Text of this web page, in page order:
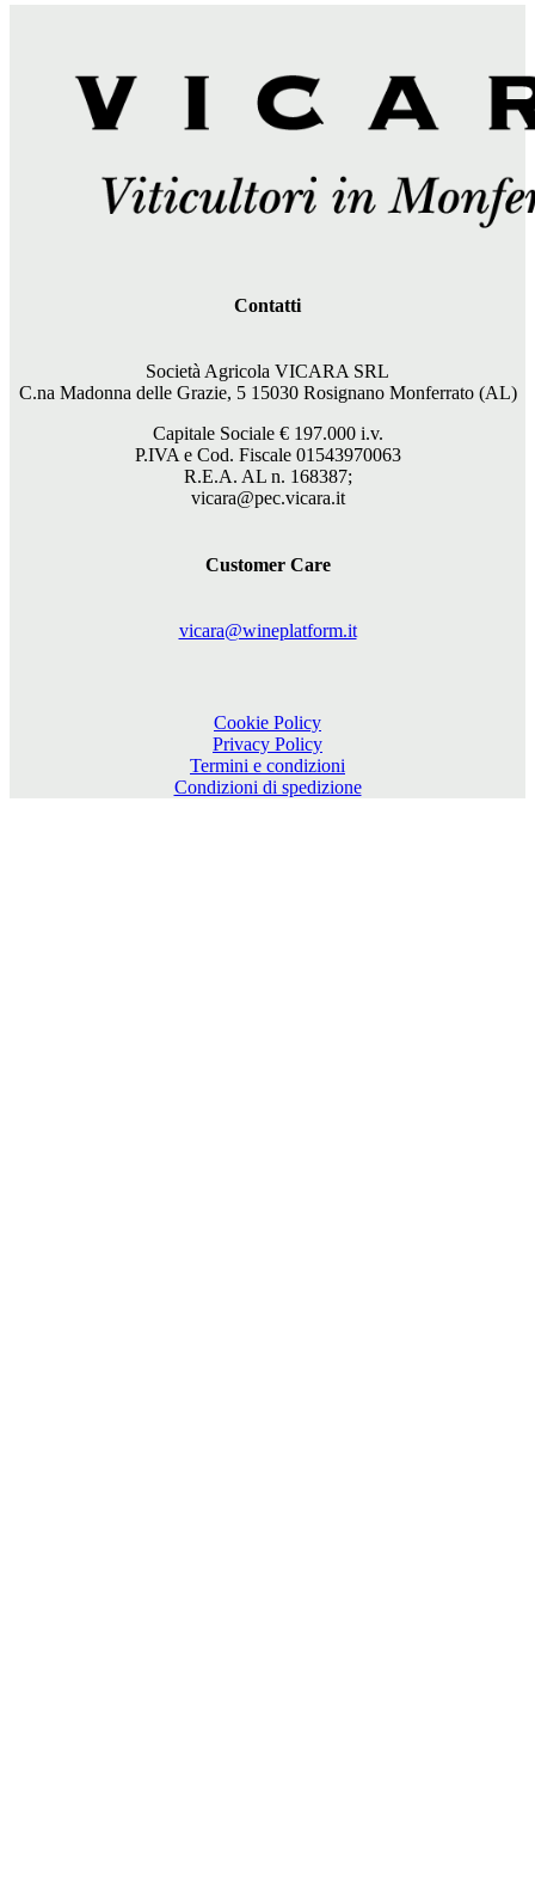
Contatti
Società Agricola VICARA SRL
C.na Madonna delle Grazie, 5 15030 Rosignano Monferrato (AL)
Capitale Sociale € 197.000i.v.
P.IVA e Cod. Fiscale 01543970063
R.E.A. AL n. 168387;
vicara@pec.vicara.it
Customer Care
vicara@wineplatform.it
Cookie Policy
Privacy Policy
Termini e condizioni
Condizioni di spedizione